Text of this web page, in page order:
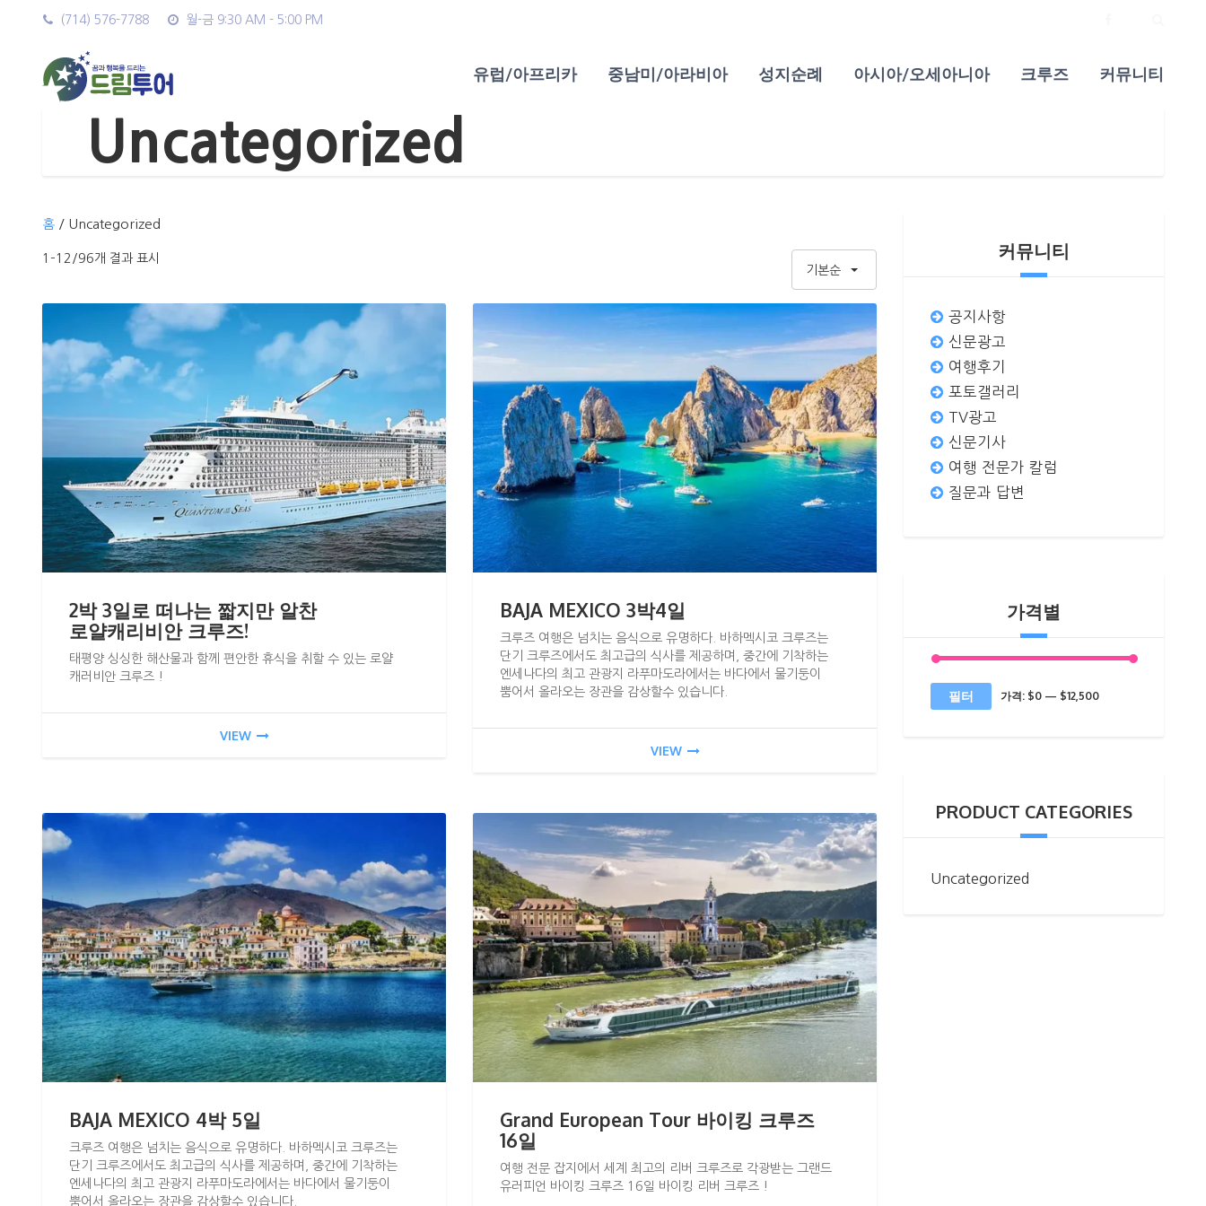
(714) 576-7788 월-금 9:30 AM - 5:00 PM
유럽/아프리카 중남미/아라비아 성지순례 아시아/오세아니아 크루즈 커뮤니티
Uncategorized
홈 / Uncategorized
1–12/96개 결과 표시
기본순
2박 3일로 떠나는 짧지만 알찬
로얄캐리비안 크루즈!
태평양 싱싱한 해산물과 함께 편안한 휴식을 취할 수 있는 로얄
캐러비안 크루즈 !
VIEW
BAJA MEXICO 3박4일
크루즈 여행은 넘치는 음식으로 유명하다. 바하멕시코 크루즈는
단기 크루즈에서도 최고급의 식사를 제공하며, 중간에 기착하는
엔세나다의 최고 관광지 라푸마도라에서는 바다에서 물기둥이
뿜어서 올라오는 장관을 감상할수 있습니다.
VIEW
BAJA MEXICO 4박 5일
크루즈 여행은 넘치는 음식으로 유명하다. 바하멕시코 크루즈는
단기 크루즈에서도 최고급의 식사를 제공하며, 중간에 기착하는
엔세나다의 최고 관광지 라푸마도라에서는 바다에서 물기둥이
뿜어서 올라오는 장관을 감상할수 있습니다.
Grand European Tour 바이킹 크루즈
16일
여행 전문 잡지에서 세계 최고의 리버 크루즈로 각광받는 그랜드
유러피언 바이킹 크루즈 16일 바이킹 리버 크루즈 !
커뮤니티
공지사항
신문광고
여행후기
포토갤러리
TV광고
신문기사
여행 전문가 칼럼
질문과 답변
가격별
필터 가격: $0 — $12,500
PRODUCT CATEGORIES
Uncategorized